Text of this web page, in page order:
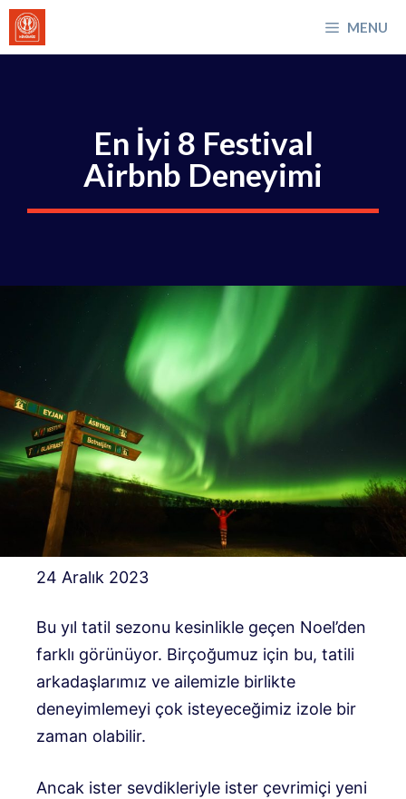
İçeriğe
atla
MENU
En İyi 8 Festival
Airbnb Deneyimi
24 Aralık 2023
Bu yıl tatil sezonu kesinlikle geçen Noel’den
farklı görünüyor. Birçoğumuz için bu, tatili
arkadaşlarımız ve ailemizle birlikte
deneyimlemeyi çok isteyeceğimiz izole bir
zaman olabilir.
Ancak ister sevdikleriyle ister çevrimiçi yeni